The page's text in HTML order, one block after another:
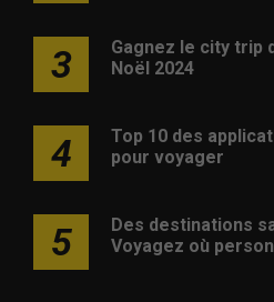
3
Gagnez le city trip
Noël 2024
4
Top 10 des
pour voyager
5
Des destinations
Voyagez où